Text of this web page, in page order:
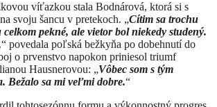
víťazkou stala Bodnárová, ktorá si s
svoju šancu v pretekoch. „Cítim sa trochu
pekné, ale vietor bol niekedy studený.
“ povedala poľská bežkyňa po dobehnutí do
o prvenstvo napokon priniesol triumf
Hausnerovou: „Vôbec som s tým
Bežalo sa mi veľmi dobre.“